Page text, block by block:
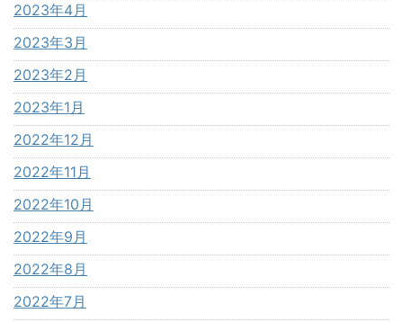
2023年4月
2023年3月
2023年2月
2023年1月
2022年12月
2022年11月
2022年10月
2022年9月
2022年8月
2022年7月